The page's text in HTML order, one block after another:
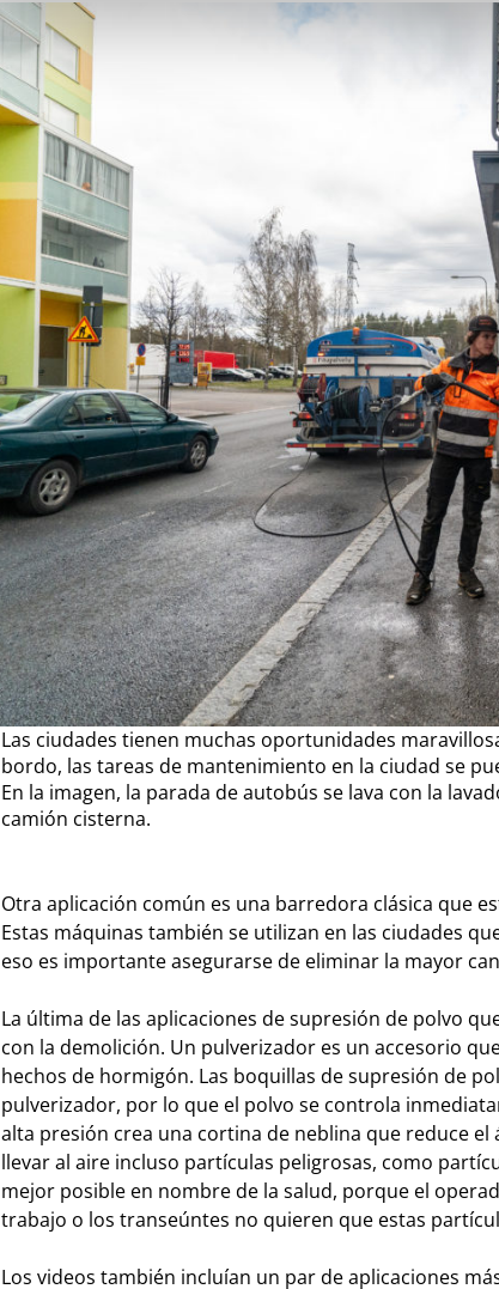
Las ciudades tienen muchas oportunidades
bordo, las tareas de mantenimiento en la ciudad se
En la imagen, la parada de autobús se lava con la
camión cisterna.
Otra aplicación común es una barredora clásica que
Estas máquinas también se utilizan en las ciudades
eso es importante asegurarse de eliminar la mayor
La última de las aplicaciones de supresión de polvo
con la demolición. Un pulverizador es un accesorio
hechos de hormigón. Las boquillas de supresión de
pulverizador, por lo que el polvo se controla
alta presión crea una cortina de neblina que reduce
llevar al aire incluso partículas peligrosas, como
mejor posible en nombre de la salud, porque el
trabajo o los transeúntes no quieren que estas
Los videos también incluían un par de aplicaciones